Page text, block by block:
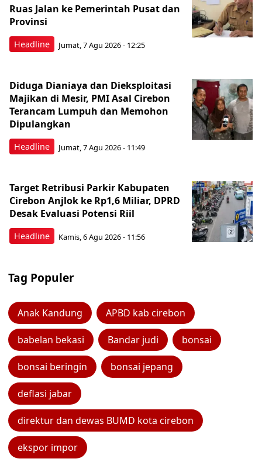
Headline
Ruas Jalan ke Pemerintah Pusat dan
Provinsi
Jumat, 7 Agu 2026 - 12:25
Headline
Diduga Dianiaya dan Dieksploitasi
Majikan di Mesir, PMI Asal Cirebon
Terancam Lumpuh dan Memohon
Dipulangkan
Jumat, 7 Agu 2026 - 11:49
Headline
Target Retribusi Parkir Kabupaten
Cirebon Anjlok ke Rp1,6 Miliar, DPRD
Desak Evaluasi Potensi Riil
Kamis, 6 Agu 2026 - 11:56
Tag Populer
Anak Kandung APBD kab cirebon
babelan bekasi Bandar judi bonsai
bonsai beringin bonsai jepang
deflasi jabar
direktur dan dewas BUMD kota cirebon
ekspor impor